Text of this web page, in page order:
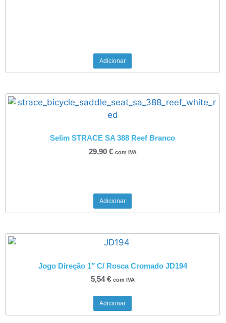
Adicionar
Selim STRACE SA 388 Reef Branco
29,90 € com IVA
Adicionar
Jogo Direção 1″ C/ Rosca Cromado JD194
5,54€ com IVA
Adicionar